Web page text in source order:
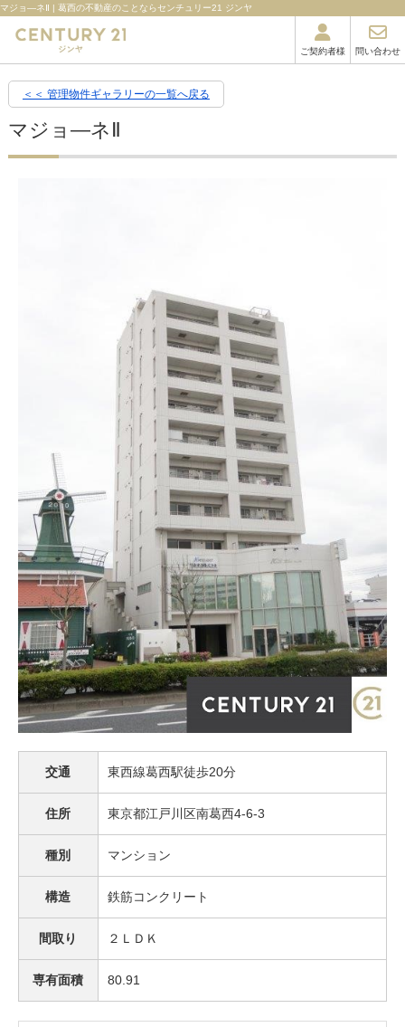
マジョ―ネⅡ | 葛西の不動産のことならセンチュリー21 ジンヤ
ご契約者様 問い合わせ
＜＜ 管理物件ギャラリーの一覧へ戻る
マジョ―ネⅡ
交通 東西線葛西駅徒歩20分
住所 東京都江戸川区南葛西4-6-3
種別 マンション
構造 鉄筋コンクリート
間取り ２ＬＤＫ
専有面積 80.91